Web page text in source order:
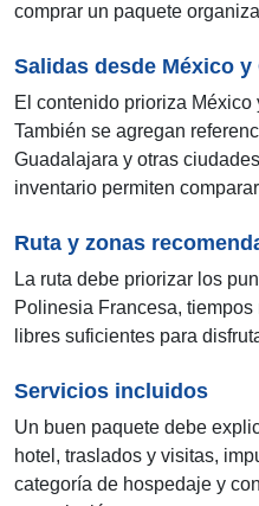
comprar un paquete
Salidas desde México y
El contenido prioriza
También se agregan
Guadalajara y otras
inventario permiten
Ruta y zonas
La ruta debe priorizar los
Polinesia Francesa,
libres suficientes para
Servicios incluidos
Un buen paquete debe
hotel, traslados y visitas,
categoría de hospedaje y